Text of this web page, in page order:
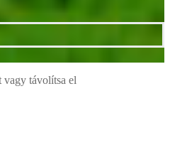
vagy távolítsa el